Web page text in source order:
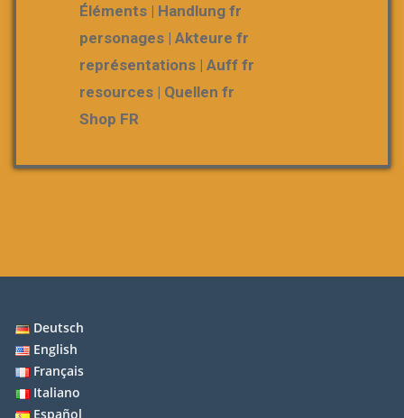
Éléments | Handlung fr
personages | Akteure fr
représentations | Auff fr
resources | Quellen fr
Shop FR
Deutsch
English
Français
Italiano
Español